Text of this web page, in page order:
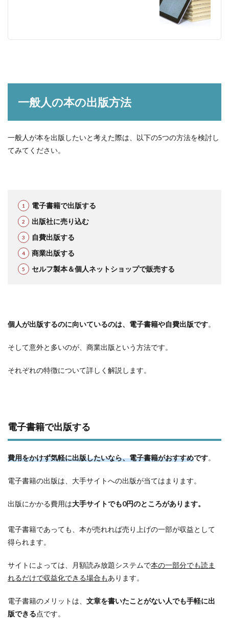
一般人の本の出版方法
一般人が本を出版したいと考えた際は、以下の5つの方法を検討し
てみてください。
電子書籍で出版する
出版社に売り込む
自費出版する
商業出版する
セルフ製本＆個人ネットショップで販売する
個人が出版するのに向いているのは、電子書籍や自費出版です。
そして意外と多いのが、商業出版という方法です。
それぞれの特徴について詳しく解説します。
電子書籍で出版する
費用をかけず気軽に出版したいなら、電子書籍がおすすめです。
電子書籍の出版は、大手サイトへの出版が当てはまります。
出版にかかる費用は大手サイトでも0円のところがあります。
電子書籍であっても、本が売れれば売り上げの一部が収益として
得られます。
サイトによっては、月額読み放題システムで本の一部分でも読ま
れるだけで収益化できる場合もあります。
電子書籍のメリットは、 文章を書いたことがない人でも手軽に出
版できる点です。